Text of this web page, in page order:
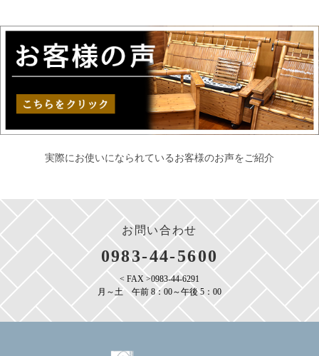
実際にお使いになられているお客様のお声をご紹介
お問い合わせ
0983-44-5600
< FAX >0983-44-6291
月～土 午前 8：00～午後 5：00